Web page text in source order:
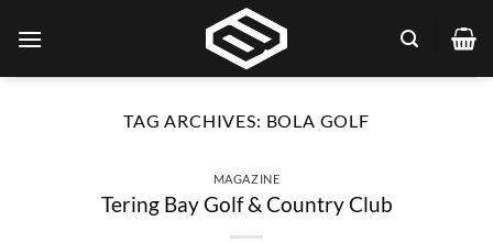
TAG ARCHIVES: BOLA GOLF
MAGAZINE
Tering Bay Golf & Country Club